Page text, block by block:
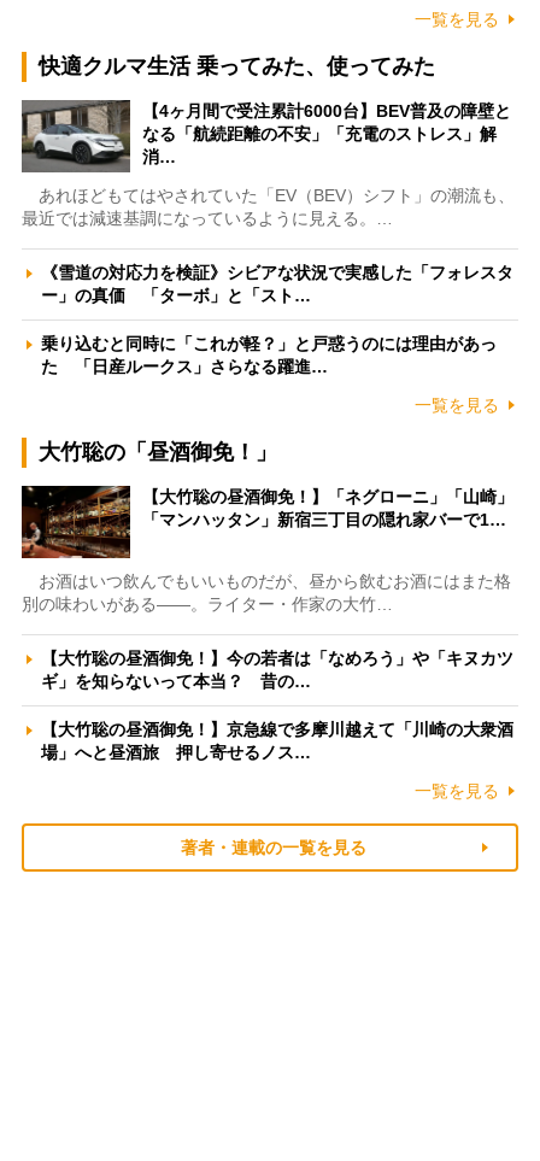
一覧を見る
快適クルマ生活 乗ってみた、使ってみた
【4ヶ月間で受注累計6000台】BEV普及の障壁と
なる「航続距離の不安」「充電のストレス」解
消…
あれほどもてはやされていた「EV（BEV）シフト」の潮流も、
最近では減速基調になっているように見える。…
《雪道の対応力を検証》シビアな状況で実感した「フォレスタ
ー」の真価 「ターボ」と「スト…
乗り込むと同時に「これが軽？」と戸惑うのには理由があっ
た 「日産ルークス」さらなる躍進…
一覧を見る
大竹聡の「昼酒御免！」
【大竹聡の昼酒御免！】「ネグローニ」「山崎」
「マンハッタン」新宿三丁目の隠れ家バーで1…
お酒はいつ飲んでもいいものだが、昼から飲むお酒にはまた格
別の味わいがある――。ライター・作家の大竹…
【大竹聡の昼酒御免！】今の若者は「なめろう」や「キヌカツ
ギ」を知らないって本当？ 昔の…
【大竹聡の昼酒御免！】京急線で多摩川越えて「川崎の大衆酒
場」へと昼酒旅 押し寄せるノス…
一覧を見る
著者・連載の一覧を見る